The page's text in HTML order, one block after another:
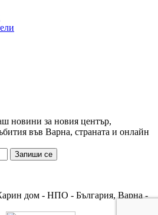
новини за новия център,
във Варна, страната и онлайн
Запиши се
дом - НПО - България, Варна -